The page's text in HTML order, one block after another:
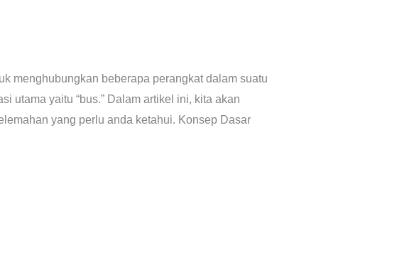
menghubungkan beberapa perangkat dalam suatu
utama yaitu “bus.” Dalam artikel ini, kita akan
yang perlu anda ketahui. Konsep Dasar